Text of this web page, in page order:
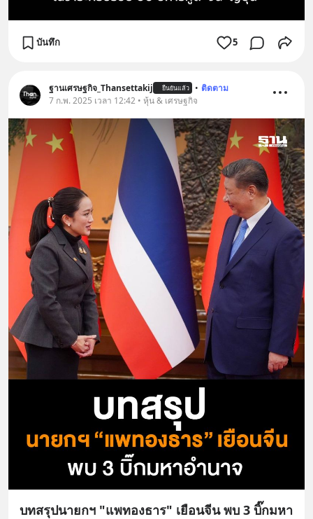
บันทึก 5
ฐานเศรษฐกิจ_Thansettakij ยืนยันแล้ว • ติดตาม
7 ก.พ. 2025 เวลา 12:42 • หุ้น & เศรษฐกิจ
บทสรุปนายกฯ "แพทองธาร" เยือนจีน พบ 3 บิ๊กมหา